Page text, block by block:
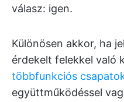
válasz: igen.
Különösen akkor, ha
érdekelt felekkel való
többfunkciós
együttműködéssel